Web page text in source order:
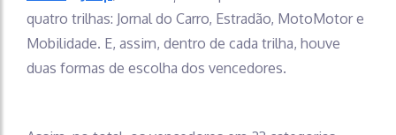
quatro trilhas: Jornal do Carro, Estradão, MotoMotor e
Mobilidade. E, assim, dentro de cada trilha, houve
duas formas de escolha dos vencedores.